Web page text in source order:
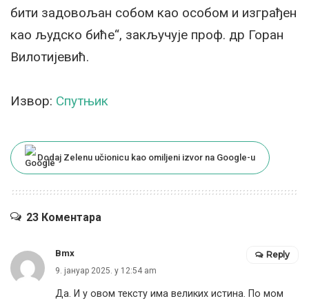
бити задовољан собом као особом и изграђен
као људско биће“, закључује проф. др Горан
Вилотијевић.
Извор: Спутњик
Dodaj Zelenu učionicu kao omiljeni izvor na Google-u
23 Коментара
Bmx
9. јануар 2025. у 12:54 am
Да. И у овом тексту има великих истина. По мом
Reply